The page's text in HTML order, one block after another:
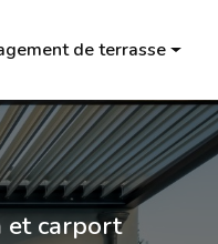
de terrasse
et carport